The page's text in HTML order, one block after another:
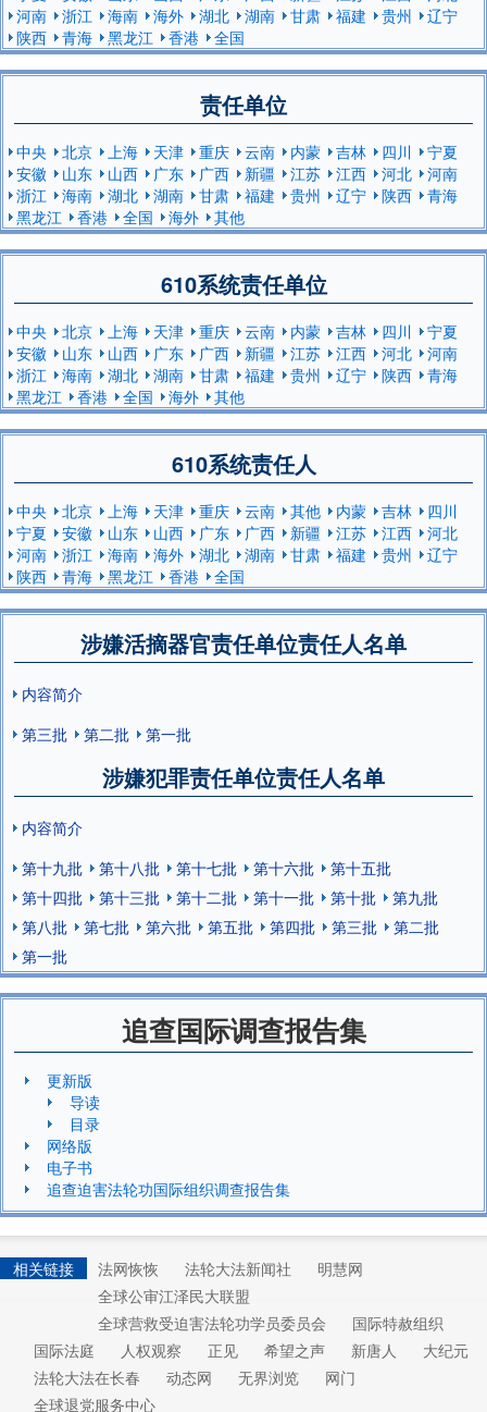
河南
浙江 海南 海外 湖北 湖南 甘肃 福建 贵州
辽宁
陕西
青海 黑龙江 香港 全国
责任单位
中央 北京 上海 天津 重庆 云南 内蒙 吉林 四川
宁夏
安徽
山东 山西 广东 广西 新疆 江苏 江西 河北
河南
浙江
海南 湖北 湖南 甘肃 福建 贵州 辽宁 陕西
青海
黑龙江
香港 全国 海外 其他
610系统责任单位
中央 北京 上海 天津 重庆 云南 内蒙 吉林 四川
宁夏
安徽
山东 山西 广东 广西 新疆 江苏 江西 河北
河南
浙江
海南 湖北 湖南 甘肃 福建 贵州 辽宁 陕西
青海
黑龙江
香港 全国 海外 其他
610系统责任人
中央 北京 上海 天津 重庆 云南 其他 内蒙 吉林
四川
宁夏
安徽 山东 山西 广东 广西 新疆 江苏 江西
河北
河南
浙江 海南 海外 湖北 湖南 甘肃 福建 贵州
辽宁
陕西
青海 黑龙江 香港 全国
涉嫌活摘器官责任单位责任人名单
内容简介
第三批
第二批 第一批
涉嫌犯罪责任单位责任人名单
内容简介
第十九批
第十八批 第十七批 第十六批
第十五批
第十四批
第十三批 第十二批 第十一批 第十批
第九批
第八批
第七批 第六批 第五批 第四批 第三批
第二批
第一批
追查国际调查报告集
更新版
导读
目录
网络版
电子书
追查迫害法轮功国际组织调查报告集
相关链接 法网恢恢 法轮大法新闻社
明慧网
全球公审江泽民大联盟
全球营救受迫害法轮功学员委员会
国际特赦组织
国际法庭
人权观察 正见 希望之声 新唐人
大纪元
法轮大法在长春
动态网 无界浏览
网门
全球退党服务中心